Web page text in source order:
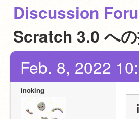
Discussion
Scratch 3.0 へ
Feb. 8, 2022
inoking